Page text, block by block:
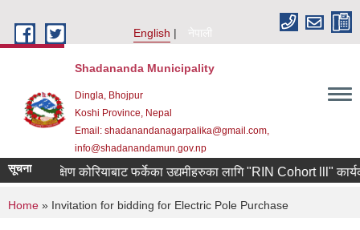
English
नेपाली
Shadananda Municipality
Dingla, Bhojpur
Koshi Province, Nepal
Email: shadanandanagarpalika@gmail.com,
info@shadanandamun.gov.np
सूचना दक्षिण कोरियाबाट फर्केका उद्यमीहरुका लागि "RIN Cohort lll"
You are here
Home » Invitation for bidding for Electric Pole Purchase